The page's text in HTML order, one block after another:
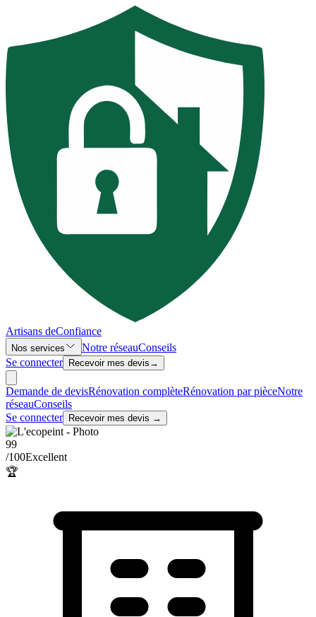
Artisans deConfiance
Nos services Notre réseauConseils
Se connecter
Recevoir mes devis →
Demande de devisRénovation complèteRénovation par pièceNotre
réseauConseils
Se connecter
Recevoir mes devis →
99
/100Excellent
🏆